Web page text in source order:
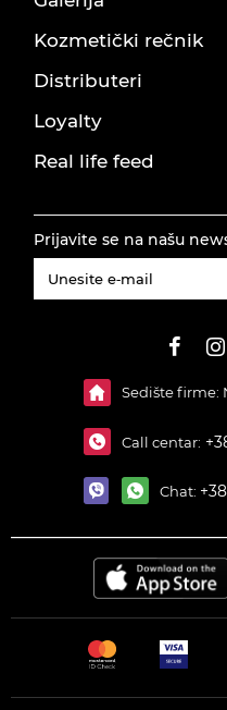
Kozmetički rečnik
Distributeri
Loyalty
Real life feed
Prijavite se na našu
Sedište firme:
Call centar:
Chat: